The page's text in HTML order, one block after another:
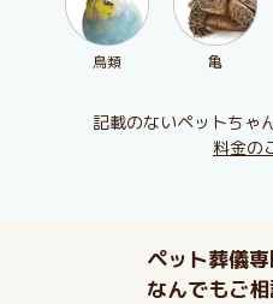
鳥類 亀
記載のないペットちゃ
料金の
ペット葬儀
なんでもご相